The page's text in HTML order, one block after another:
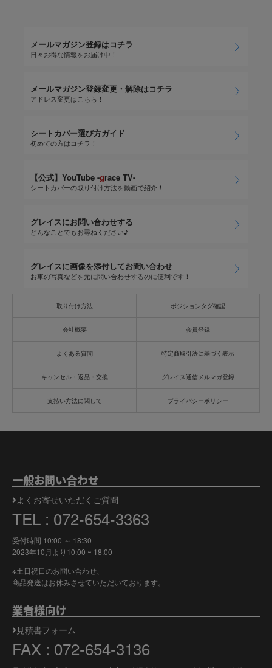
メールマガジン登録はコチラ
日々お得な情報をお届け中！
メールマガジン登録変更・解除はコチラ
アドレス変更はこちら！
シートカバー選び方ガイド
初めての方はコチラ！
【公式】YouTube -grace TV-
シートカバーの取り付け方法を動画で紹介！
グレイスにお問い合わせする
どんなことでもお尋ねください♪
グレイスに画像を添付してお問い合わせ
お車の写真などを元に問い合わせするのに便利です！
取り付け方法 ポジションタグ確認
会社概要 会員登録
よくある質問 特定商取引法に基づく表示
キャンセル・返品・交換 グレイス通信メルマガ登録
支払い方法に関して プライバシーポリシー
一般お問い合わせ
よくお寄せいただくご質問
TEL : 072-654-3363
受付時間 10:00 ～ 18:30
2023年10月より 10:00 ~ 18:00
※土日祝日のお問い合わせ、
商品発送はお休みさせていただいております。
業者様向け
見積書フォーム
FAX : 072-654-3136